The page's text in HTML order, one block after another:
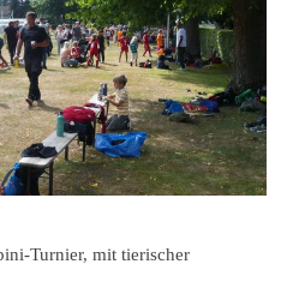
Turnier, mit tierischer